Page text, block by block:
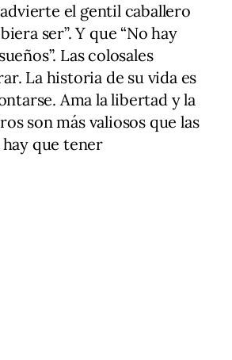
el gentil caballero
ser”. Y que “No hay
Las colosales
La historia de su vida es
Ama la libertad y la
son más valiosos que las
que tener